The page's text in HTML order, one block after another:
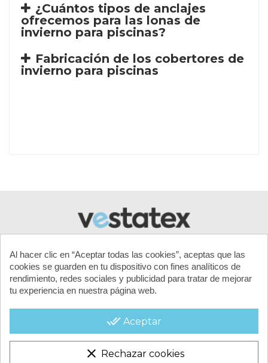
¿Cuántos tipos de anclajes
ofrecemos para las lonas de
invierno para piscinas?
Fabricación de los cobertores de
invierno para piscinas
MALLA FILTRANTE DE PVC
430gr/m², microperforada y
longitudinal
aproximadamente
TRATAMIENTO antifúngico y antirayos UV
RESISTENCIA A LA
Urdimbre daN/30 – Trama
RESISTENCIA AL DESGARRO Urdimbre 270 daN/5cm – Trama
230 daN/5cm
CORTE DIGITAL Y
ISO 9001
CONTACTA CON NOSOTROS
CONDICIONES COMERCIALES
Al hacer clic en “Aceptar todas las cookies”, aceptas que las
cookies se guarden en tu dispositivo con fines analíticos de
rendimiento, redes sociales y publicidad para tratar de mejorar
tu experiencia en nuestra página web.
done_all Aceptar
clear Rechazar cookies